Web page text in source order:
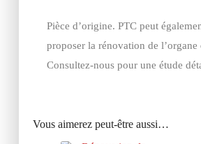
Pièce d’origine. PTC peut
proposer la rénovation de l’organe
Consultez-nous pour une étude
Vous aimerez peut-être aussi…